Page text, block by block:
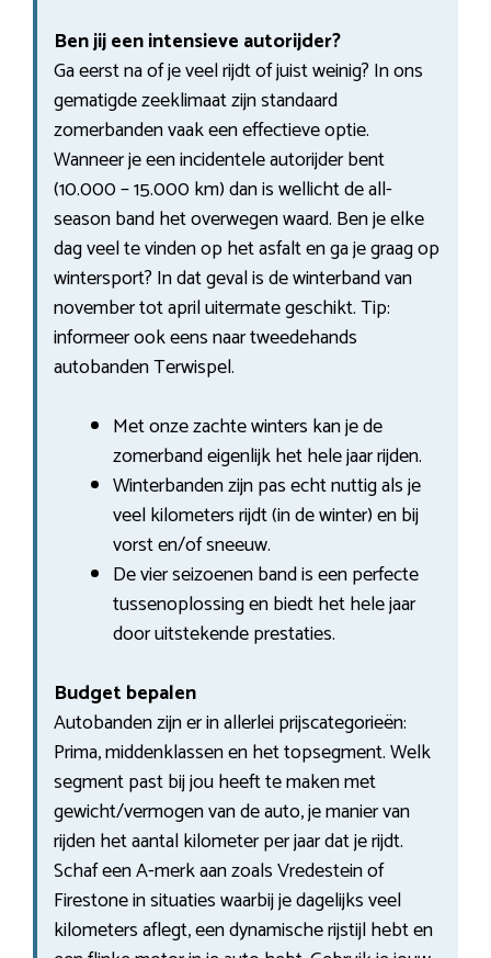
Ben jij een intensieve autorijder?
Ga eerst na of je veel rijdt of juist weinig? In ons
gematigde zeeklimaat zijn standaard
zomerbanden vaak een effectieve optie.
Wanneer je een incidentele autorijder bent
(10.000 – 15.000 km) dan is wellicht de all-
season band het overwegen waard. Ben je elke
dag veel te vinden op het asfalt en ga je graag op
wintersport? In dat geval is de winterband van
november tot april uitermate geschikt. Tip:
informeer ook eens naar tweedehands
autobanden Terwispel.
Met onze zachte winters kan je de
zomerband eigenlijk het hele jaar rijden.
Winterbanden zijn pas echt nuttig als je
veel kilometers rijdt (in de winter) en bij
vorst en/of sneeuw.
De vier seizoenen band is een perfecte
tussenoplossing en biedt het hele jaar
door uitstekende prestaties.
Budget bepalen
Autobanden zijn er in allerlei prijscategorieën:
Prima, middenklassen en het topsegment. Welk
segment past bij jou heeft te maken met
gewicht/vermogen van de auto, je manier van
rijden het aantal kilometer per jaar dat je rijdt.
Schaf een A-merk aan zoals Vredestein of
Firestone in situaties waarbij je dagelijks veel
kilometers aflegt, een dynamische rijstijl hebt en